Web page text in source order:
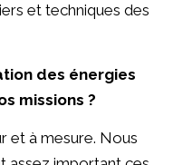
et techniques des
des énergies
missions ?
et à mesure. Nous